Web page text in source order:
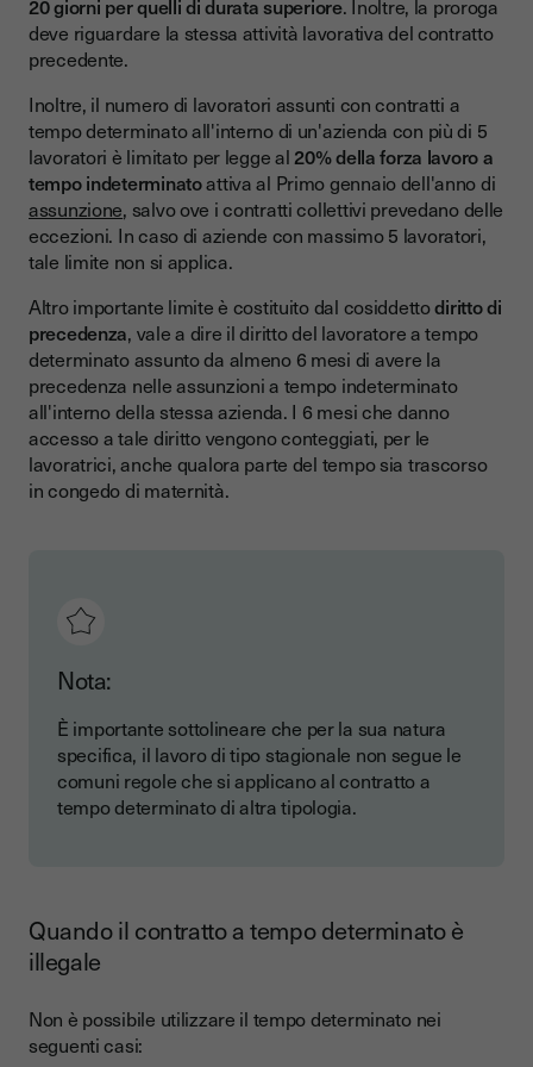
20 giorni per quelli di durata superiore. Inoltre, la proroga
deve riguardare la stessa attività lavorativa del contratto
precedente.
Inoltre, il numero di lavoratori assunti con contratti a
tempo determinato all'interno di un'azienda con più di 5
lavoratori è limitato per legge al20% della forza lavoro a
tempo indeterminatoattiva al Primo gennaio dell'anno di
assunzione, salvo ove i contratti collettivi prevedano delle
eccezioni. In caso di aziende con massimo 5 lavoratori,
tale limite non si applica.
Altro importante limite è costituito dal cosiddettodiritto di
precedenza, vale a dire il diritto del lavoratore a tempo
determinato assunto da almeno 6 mesi di avere la
precedenza nelle assunzioni a tempo indeterminato
all'interno della stessa azienda. I 6 mesi che danno
accesso a tale diritto vengono conteggiati, per le
lavoratrici, anche qualora parte del tempo sia trascorso
in congedo di maternità.
Nota:
È importante sottolineare che per la sua natura
specifica, il lavoro di tipo stagionale non segue le
comuni regole che si applicano al contratto a
tempo determinato di altra tipologia.
Quando il contratto a tempo determinato è
illegale
Non è possibile utilizzare il tempo determinato nei
seguenti casi: